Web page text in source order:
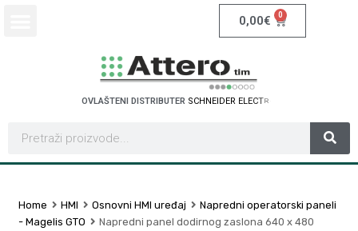
0,00€ 0
OVLAŠTENI DISTRIBUTER SCHNEIDER ELECTR
Home HMI Osnovni HMI uređaj
Napredni operatorski paneli
- Magelis GTO
Napredni panel dodirnog zaslona 640 x 480